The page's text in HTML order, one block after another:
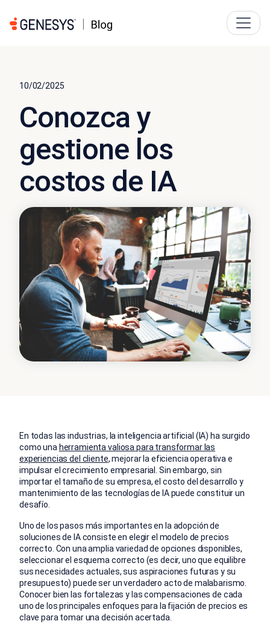
10/02/2025
Conozca y
gestione los
costos de IA
En todas las industrias, la inteligencia artificial (IA) ha surgido
como una herramienta valiosa para transformar las
experiencias del cliente, mejorar la eficiencia operativa e
impulsar el crecimiento empresarial. Sin embargo, sin
importar el tamaño de su empresa, el costo del desarrollo y
mantenimiento de las tecnologías de IA puede constituir un
desafío.
Uno de los pasos más importantes en la adopción de
soluciones de IA consiste en elegir el modelo de precios
correcto. Con una amplia variedad de opciones disponibles,
seleccionar el esquema correcto (es decir, uno que equilibre
sus necesidades actuales, sus aspiraciones futuras y su
presupuesto) puede ser un verdadero acto de malabarismo.
Conocer bien las fortalezas y las compensaciones de cada
uno de los principales enfoques para la fijación de precios es
clave para tomar una decisión acertada.